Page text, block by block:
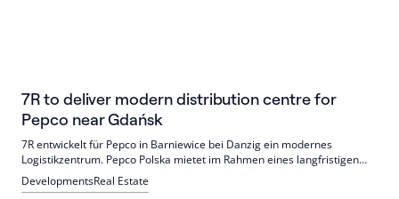
7R to deliver modern distribution centre for
Pepco near Gdańsk
7R entwickelt für Pepco in Barniewice bei Danzig ein modernes
Logistikzentrum. Pepco Polska mietet im Rahmen eines langfristigen
Vertrags über 51.000 qm Lager- und Büroflächen. In den kommenden
Monaten sollen rund 250 zusätzliche Mitarbeitende eingestellt werden.
DevelopmentsReal Estate